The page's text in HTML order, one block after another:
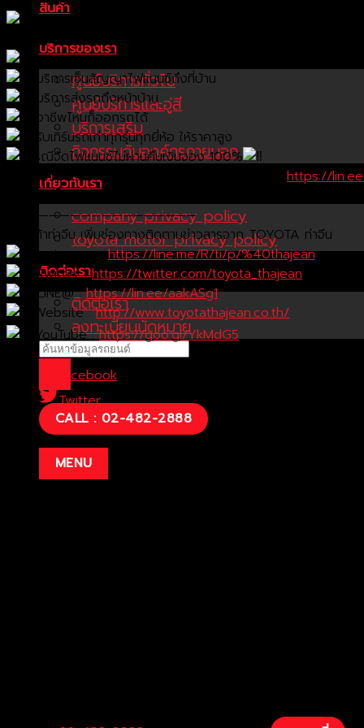
สินค้า
บริการของเรา
ศูนย์บริการทั่วไป
ศูนย์บริการและอู่สี
บริการเสริม
กิจกรรมกับองค์กรภายนอก
เกี่ยวกับเรา
company privacy policy
toyota motor privacy policy
ติดต่อเรา
ติดต่อเรา
ลงทะเบียนนัดหมาย
CALL : 02-482-2888
MENU
ฟรีดาวน์! หรือเลือกผ่อนถูกก็จัดให้
คุณเองก็ออกรถได้ง่ายๆ ที่โตโยต้าท่าจีน
บริการจองรถระบบ Online ผ่านบัญชีบริษัท
บริการเซ็นสัญญาไฟแนนช์ถึงที่บ้าน
บริการส่งรถถึงหน้าบ้าน
อาชีพไหนก็ออกรถได้
รับเทิร์นรถเก่าทุกรุ่นทุกยี่ห้อ ให้ราคาสูง
กรณีจัดไฟแนนซ์ไม่ผ่านคืนเงินจอง 100%
สนใจออกรถใหม่ หรือนัดหมายเข้ารับบริการ คลิ๊ก >>> https://
*เงื่อนไขเป็นไปตามที่บริษัทฯกำหนด
——————————————————
โตโยต้าท่าจีน เพิ่มช่องทางติดตามข่าวสารจาก TOYOTA ท่าจีน
Instagram :https://line.me/R/ti/p/%40thajean
Twitter :https://twitter.com/toyota_thajean
LINE@ :https://lin.ee/aakASg1
Website :http://www.toyotathajean.co.th/
YouTube :https://goo.gl/YkMdG5
Facebook
Twitter
Line
บริษัท โตโยต้าท่าจีน ผู้จำหน่ายโตโยต้า จำกัด (สำนักงานใหญ่)